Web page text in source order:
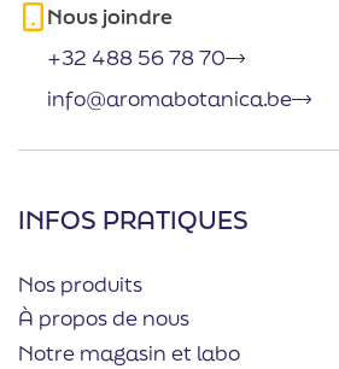
Nous joindre
+32 488 56 78 70
info@aromabotanica.be
INFOS PRATIQUES
Nos produits
À propos de nous
Notre magasin et labo